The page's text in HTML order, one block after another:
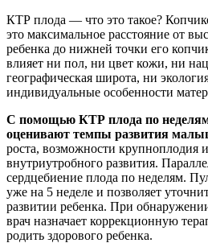
КТР плода — что это такое?
это максимальное расстояние от
ребенка до нижней точки его
влияет ни пол, ни цвет кожи, ни
географическая широта, ни
индивидуальные особенности
С помощью КТР плода по неделям
оценивают темпы развития
роста, возможности крупноплодия
внутриутробного развития.
сердцебиение плода по неделям.
уже на 5 неделе и позволяет
развитии ребенка. При
врач назначает коррекционную
родить здорового ребенка.